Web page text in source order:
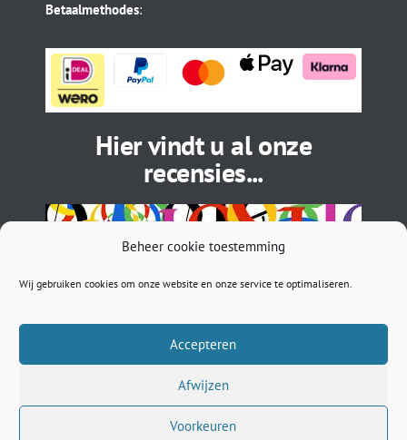
Beheer cookie toestemming
Wij gebruiken cookies om onze website en onze service te optimaliseren.
Accepteren
Afwijzen
Voorkeuren
Betaalmethodes:
Hier vindt u al onze
recensies...
89ASNB 0781261422 | sales@musthavebracelets.nl